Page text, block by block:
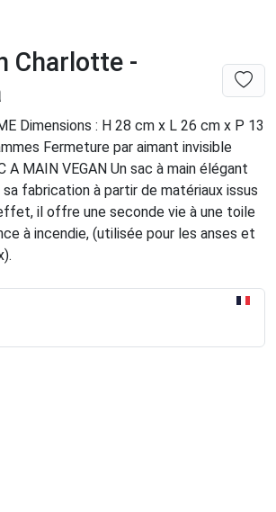
Charlotte -
Dimensions : H 28 cm x L 26 cm x P 13
Fermeture par aimant invisible
A MAIN VEGAN Un sac à main élégant
fabrication à partir de matériaux issus
il offre une seconde vie à une toile
à incendie, (utilisée pour les anses et